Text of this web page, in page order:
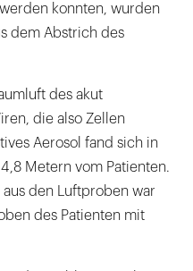
konnten, wurden
dem Abstrich des
des akut
die also Zellen
Aerosol fand sich in
Metern vom Patienten.
aus den Luftproben war
des Patienten mit